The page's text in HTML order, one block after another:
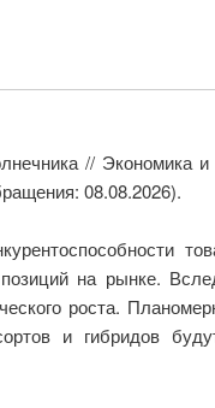
// Экономика
08.08.2026).
на рынке.
роста.
и гибридов